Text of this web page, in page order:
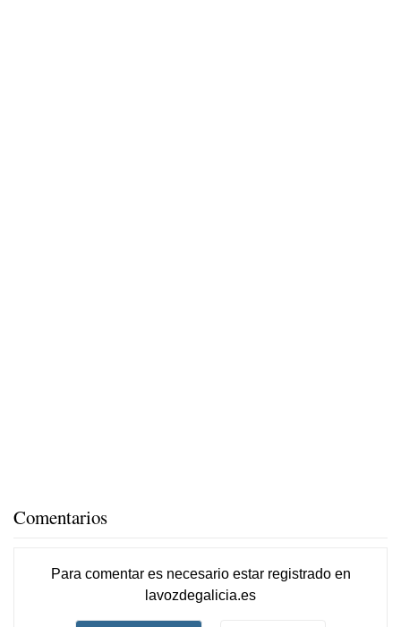
Comentarios
Para comentar es necesario estar registradoen
lavozdegalicia.es